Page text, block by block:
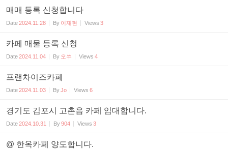
매매 등록 신청합니다
Date2024.11.28 By 이재현 Views 3
카페 매물 등록 신청
Date2024.11.04 By 오쑤 Views 4
프랜차이즈카페
Date2024.11.03 ByJo Views 6
경기도 김포시 고촌읍 카페 임대합니다.
Date2024.10.31 By904 Views 3
@ 한옥카페 양도합니다.